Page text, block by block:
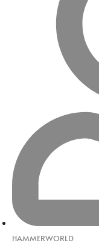
HAMMERWORLD